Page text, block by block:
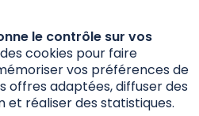
le contrôle sur vos
cookies pour faire
vos préférences de
offres adaptées, diffuser des
et réaliser des statistiques.